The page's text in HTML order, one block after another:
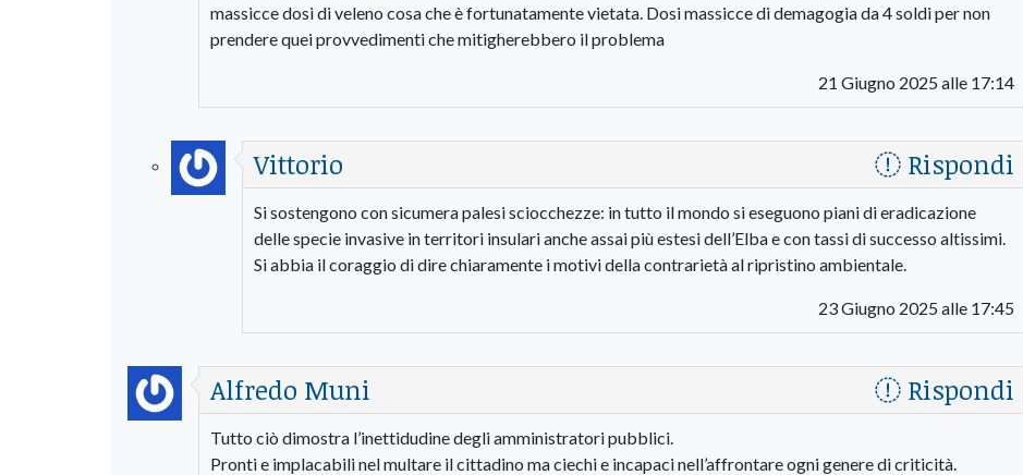
massicce dosi di veleno cosa che è fortunatamente vietata. Dosi massicce di demagogia da 4 soldi per non
prendere quei provvedimenti che mitigherebbero il problema
21 Giugno 2025 alle 17:14
Vittorio Rispondi
Si sostengono con sicumera palesi sciocchezze: in tutto il mondo si eseguono piani di eradicazione
delle specie invasive in territori insulari anche assai più estesi dell’Elba e con tassi di successo altissimi.
Si abbia il coraggio di dire chiaramente i motivi della contrarietà al ripristino ambientale.
23 Giugno 2025 alle 17:45
Alfredo Muni Rispondi
Tutto ciò dimostra l’inettidudine degli amministratori pubblici.
Pronti e implacabili nel multare il cittadino ma ciechi e incapaci nell’affrontare ogni genere di criticità.